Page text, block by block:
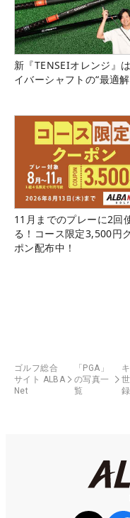
新『TENSEIオレンジ』
イバーシャフトの“最適
11月までのプレーに2回
る！コース限定3,500円
ポン配布中！
ゴルフ総合
サイト ALBA
Net
「PGA」
の写真一
覧